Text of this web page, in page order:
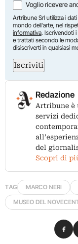
Voglio ricevere
Artribune Srl utilizza i
mondo dell'arte, nel
informativa. Iscrivendoti
e trattati secondo le
disiscriverti in qualsiasi
Iscriviti
Redazione
Artribune è
servizi
del
Scopri di
TAG MARCO NERI
MUSEO DEL